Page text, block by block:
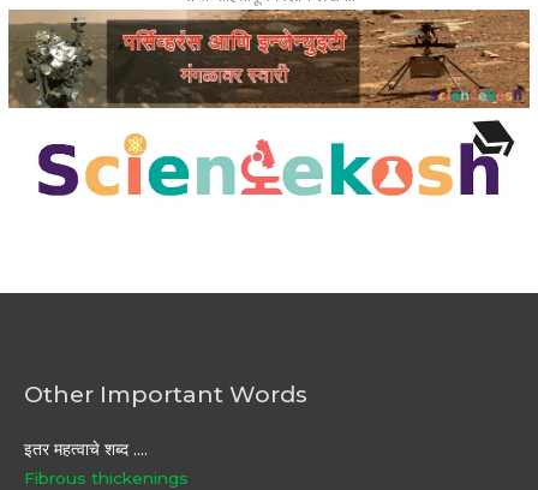
Other Important Words
इतर महत्वाचे शब्द ....
Fibrous thickenings